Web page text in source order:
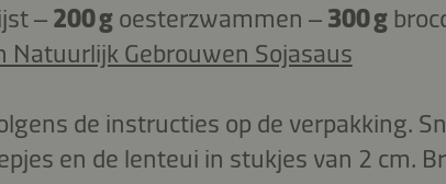
– 200 g oesterzwammen – 300 g
Natuurlijk Gebrouwen Sojasaus
de instructies op de verpakking.
en de lenteui in stukjes van 2 cm.